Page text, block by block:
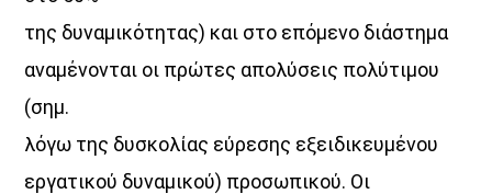
της δυναμικότητας) και στο επόμενο διάστημα
αναμένονται οι πρώτες απολύσεις πολύτιμου
(σημ.
λόγω της δυσκολίας εύρεσης εξειδικευμένου
εργατικού δυναμικού) προσωπικού. Οι